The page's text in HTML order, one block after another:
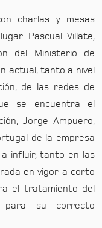
charlas y mesas
Pascual Villate,
del Ministerio de
actual, tanto a nivel
de las redes de
se encuentra el
Jorge Ampuero,
de la empresa
a influir, tanto en las
en vigor a corto
el tratamiento del
para su correcto